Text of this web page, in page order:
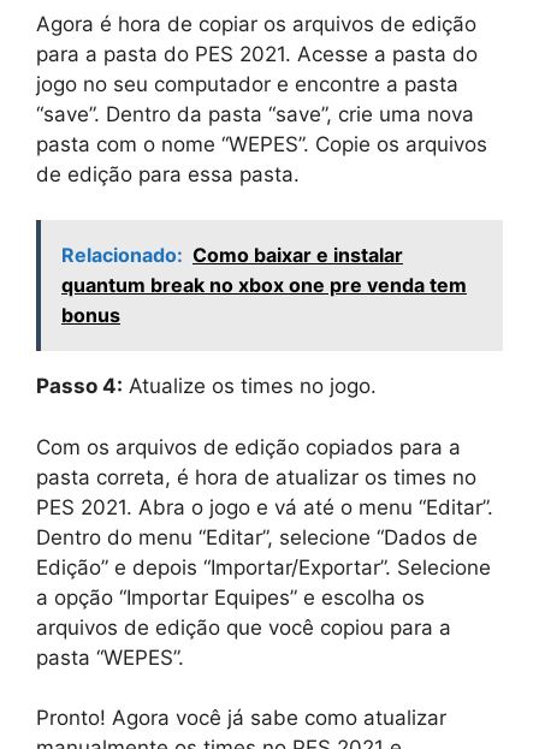
Agora é hora de copiar os arquivos de edição
para a pasta do PES 2021. Acesse a pasta do
jogo no seu computador e encontre a pasta
“save”. Dentro da pasta “save”, crie uma nova
pasta com o nome “WEPES”. Copie os arquivos
de edição para essa pasta.
Relacionado: Como baixar e instalar
quantum break no xbox one pre venda tem
bonus
Passo 4: Atualize os times no jogo.
Com os arquivos de edição copiados para a
pasta correta, é hora de atualizar os times no
PES 2021. Abra o jogo e vá até o menu “Editar”.
Dentro do menu “Editar”, selecione “Dados de
Edição” e depois “Importar/Exportar”. Selecione
a opção “Importar Equipes” e escolha os
arquivos de edição que você copiou para a
pasta “WEPES”.
Pronto! Agora você já sabe como atualizar